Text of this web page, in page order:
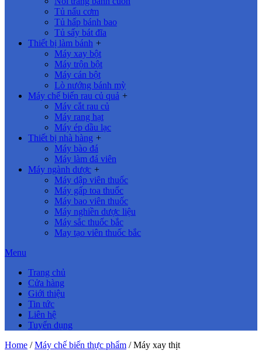
Tủ nấu cơm
Tủ hấp bánh bao
Tủ sấy bát đĩa
Thiết bị làm bánh +
Máy xay bột
Máy trộn bột
Máy cán bột
Lò nướng bánh mỳ
Máy chế biến rau củ quả +
Máy cắt rau củ
Máy rang hạt
Máy ép dầu lạc
Thiết bị nhà hàng +
Máy bào đá
Máy làm đá viên
Máy ngành dược +
Máy dập viên thuốc
Máy gấp toa thuốc
Máy bao viên thuốc
Máy nghiền dược liệu
Máy sắc thuốc bắc
May tạo viên thuốc bắc
Menu
Trang chủ
Cửa hàng
Giới thiệu
Tin tức
Liên hệ
Tuyển dụng
Home /Máy chế biến thực phẩm / Máy xay thịt